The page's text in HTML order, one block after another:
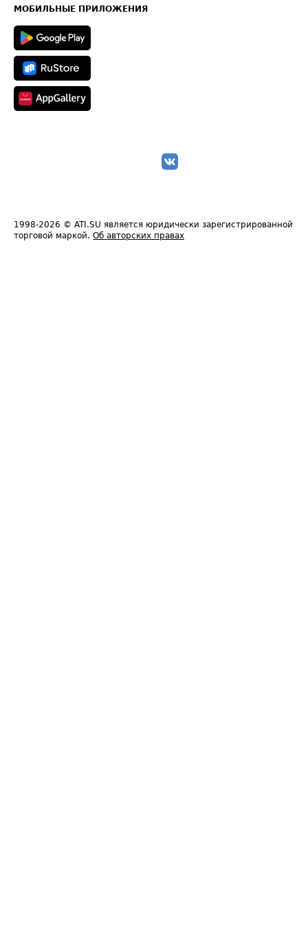
Техническая информация
МОБИЛЬНЫЕ ПРИЛОЖЕНИЯ
1998-2026 © ATI.SU является юридически зарегистрированной
торговой маркой. Об авторских правах